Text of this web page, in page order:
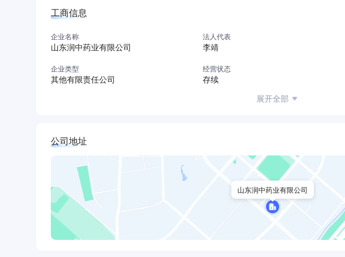
工商信息
企业名称
山东润中药业有限公司
法人代表
李靖
企业类型
其他有限责任公司
经营状态
存续
展开全部
公司地址
山东润中药业有限公司